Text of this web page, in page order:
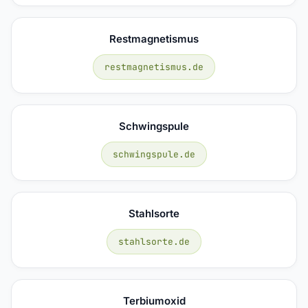
Restmagnetismus
restmagnetismus.de
Schwingspule
schwingspule.de
Stahlsorte
stahlsorte.de
Terbiumoxid